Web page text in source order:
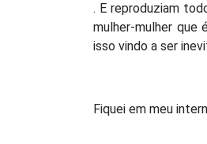
. E reproduziam
mulher-mulher que
isso vindo a ser
Fiquei em meu